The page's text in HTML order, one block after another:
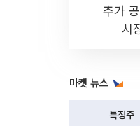
추가
시
마켓 뉴스
특징주